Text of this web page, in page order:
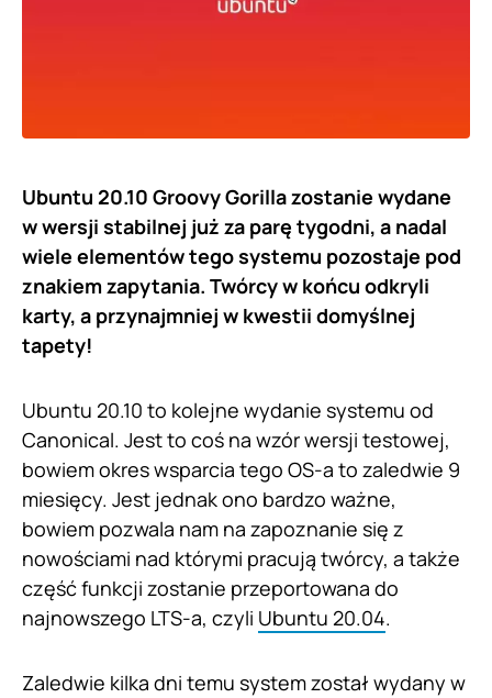
Ubuntu 20.10 Groovy Gorilla zostanie wydane
w wersji stabilnej już za parę tygodni, a nadal
wiele elementów tego systemu pozostaje pod
znakiem zapytania. Twórcy w końcu odkryli
karty, a przynajmniej w kwestii domyślnej
tapety!
Ubuntu 20.10 to kolejne wydanie systemu od
Canonical. Jest to coś na wzór wersji testowej,
bowiem okres wsparcia tego OS-a to zaledwie 9
miesięcy. Jest jednak ono bardzo ważne,
bowiem pozwala nam na zapoznanie się z
nowościami nad którymi pracują twórcy, a także
część funkcji zostanie przeportowana do
najnowszego LTS-a, czyli Ubuntu 20.04.
Zaledwie kilka dni temu system został wydany w